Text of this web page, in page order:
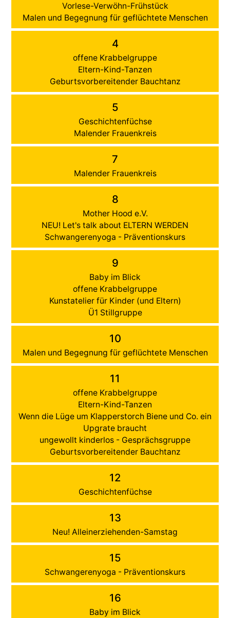
Vorlese-Verwöhn-Frühstück
Malen und Begegnung für geflüchtete Menschen
4
offene Krabbelgruppe
Eltern-Kind-Tanzen
Geburtsvorbereitender Bauchtanz
5
Geschichtenfüchse
Malender Frauenkreis
7
Malender Frauenkreis
8
Mother Hood e.V.
NEU! Let's talk about ELTERN WERDEN
Schwangerenyoga - Präventionskurs
9
Baby im Blick
offene Krabbelgruppe
Kunstatelier für Kinder (und Eltern)
Ü1 Stillgruppe
10
Malen und Begegnung für geflüchtete Menschen
11
offene Krabbelgruppe
Eltern-Kind-Tanzen
Wenn die Lüge um Klapperstorch Biene und Co. ein
Upgrate braucht
ungewollt kinderlos - Gesprächsgruppe
Geburtsvorbereitender Bauchtanz
12
Geschichtenfüchse
13
Neu! Alleinerziehenden-Samstag
15
Schwangerenyoga - Präventionskurs
16
Baby im Blick